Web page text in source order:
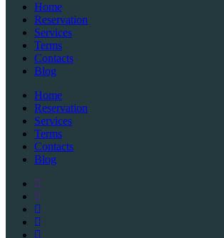
Home
Reservation
Services
Terms
Contacts
Blog
Home
Reservation
Services
Terms
Contacts
Blog